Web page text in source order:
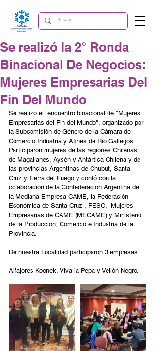
Se realizó la 2° Ronda
Binacional De Negocios:
Mujeres Empresarias Del
Fin Del Mundo
Se realizó el  encuentro binacional de "Mujeres
Empresarias del Fin del Mundo", organizado por
la Subcomisión de Género de la Cámara de
Comercio Industria y Afines de Río Gallegos.
Participaron mujeres de las regiones Chilenas
de Magallanes, Aysén y Antártica Chilena y de
las provincias Argentinas de Chubut, Santa
Cruz y Tierra del Fuego y contó con la
colaboración de la Confederación Argentina de
la Mediana Empresa CAME, la Federación
Económica de Santa Cruz , FESC,  Mujeres
Empresarias de CAME (MECAME) y Ministerio
de la Producción, Comercio e Industria de la
Provincia.
De nuestra Localidad participaron 3 empresas:
Alfajores Koonek, Viva la Pepa y Vellón Negro.